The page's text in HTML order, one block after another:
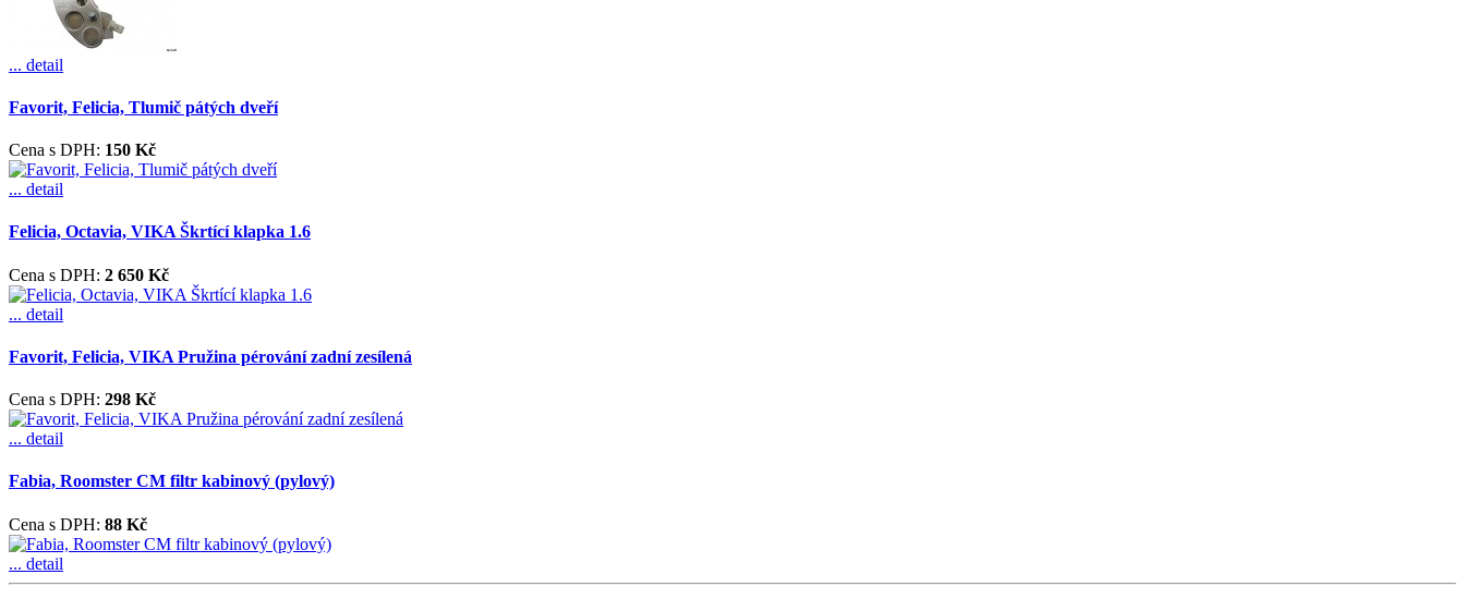
... detail
Favorit, Felicia, Tlumič pátých dveří
Cena s DPH: 150 Kč
... detail
Felicia, Octavia, VIKA Škrtící klapka 1.6
Cena s DPH: 2 650 Kč
... detail
Favorit, Felicia, VIKA Pružina pérování zadní zesílená
Cena s DPH: 298 Kč
... detail
Fabia, Roomster CM filtr kabinový (pylový)
Cena s DPH: 88 Kč
... detail